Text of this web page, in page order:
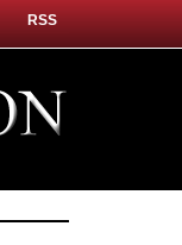
RSS